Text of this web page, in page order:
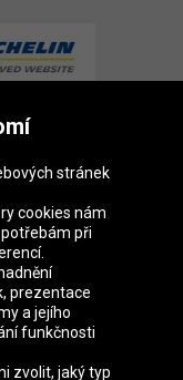
España
stránek
cookies nám
při
prezentace
a jejího
funkčnosti
zvolit, jaký typ